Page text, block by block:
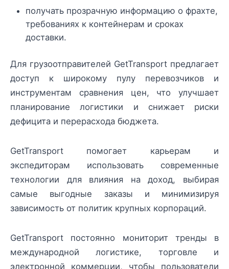
получать прозрачную информацию о фрахте,
требованиях к контейнерам и сроках
доставки.
Для грузоотправителей GetTransport предлагает
доступ к широкому пулу перевозчиков и
инструментам сравнения цен, что улучшает
планирование логистики и снижает риски
дефицита и перерасхода бюджета.
GetTransport помогает карьерам и
экспедиторам использовать современные
технологии для влияния на доход, выбирая
самые выгодные заказы и минимизируя
зависимость от политик крупных корпораций.
GetTransport постоянно мониторит тренды в
международной логистике, торговле и
электронной коммерции, чтобы пользователи